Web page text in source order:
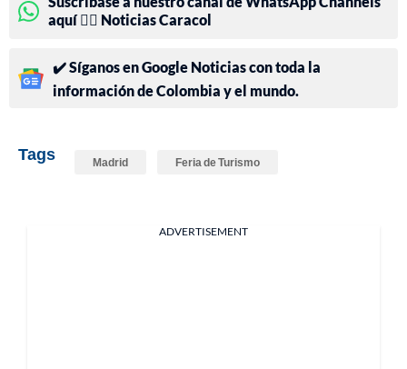
aquí 👉🏻 Noticias Caracol
✔️ Síganos en Google Noticias con toda la
información de Colombia y el mundo.
Tags Madrid Feria de Turismo
ADVERTISEMENT